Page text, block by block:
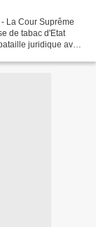
La Cour Suprême
de tabac d'Etat
juridique avec